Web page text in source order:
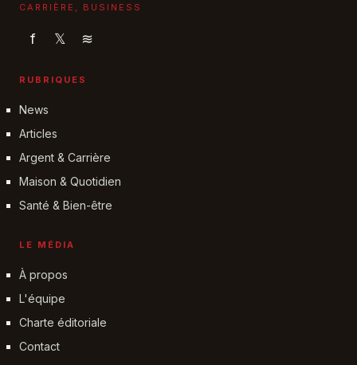
CARRIÈRE, BUSINESS
f 𝕏 ≋
RUBRIQUES
News
Articles
Argent & Carrière
Maison & Quotidien
Santé & Bien-être
LE MÉDIA
À propos
L'équipe
Charte éditoriale
Contact